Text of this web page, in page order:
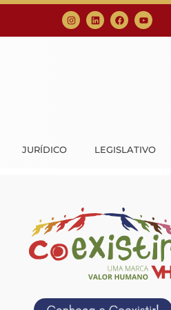
JURÍDICO LEGISLATIVO